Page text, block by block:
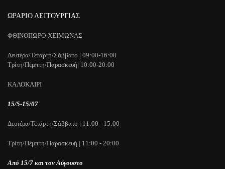
ΩΡΑΡΙΟ ΛΕΙΤΟΥΡΓΙΑΣ
ΦΘΙΝΟΠΩΡΟ-ΧΕΙΜΩΝΑΣ
Δευτέρα/Τετάρτη/Σάββατο | 09:00-16:00
Τρίτη/Πέμπτη/Παρασκευή| 10:00-20:00
ΚΑΛΟΚΑΙΡΙ
15/5-15/07
Δευτέρα/Τετάρτη/Σάββατο | 11:00 - 15:00
Τρίτη/Πέμπτη/Παρασκευή | 11:00 - 20:00
Από 15/7 και τον Αύγουστο